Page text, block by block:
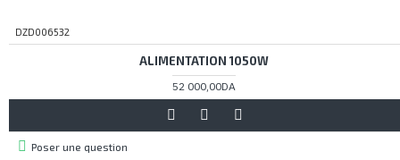
DZD006532
ALIMENTATION 1050W
52 000,00DA
Poser une question